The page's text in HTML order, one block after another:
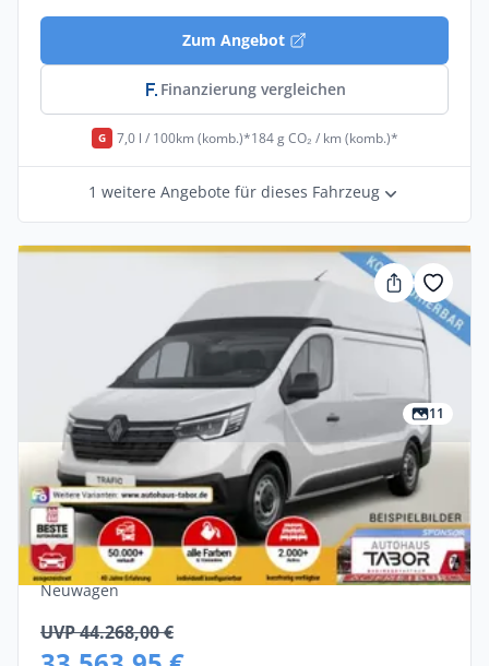
Zum Angebot
Finanzierung vergleichen
G 7,0 l / 100km (komb.)*184 g CO₂ / km (komb.)*
1 weitere Angebote für dieses Fahrzeug
11
Privat & Gewerbe
Renault Trafic Komfort L2H2 3,0t Blue dCi
150
Diesel • Manuell •
149 PS (110 kW)
Neuwagen
UVP 44.268,00 €